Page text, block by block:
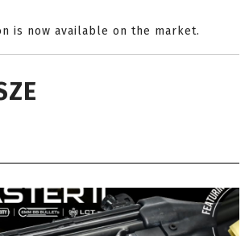
is now available on the market.